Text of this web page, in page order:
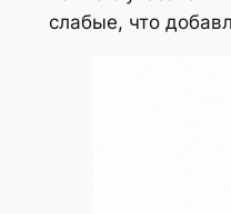
слабые, что